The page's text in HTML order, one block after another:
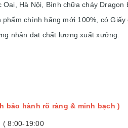
Hà Nội, Bình chữa cháy Dragon
chính hãng mới 100%, có
nhận đạt chất lượng xuất xưởng.
bảo hành rõ ràng & minh bạch )
( 8:00-19:00